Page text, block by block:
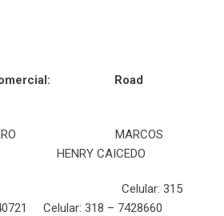
Comercial: Road
RIVERO MARCOS
CAICEDO
Celular: 315
Celular: 318 – 7428660